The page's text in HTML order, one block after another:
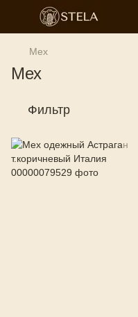
Мех
Мех
Фильтр